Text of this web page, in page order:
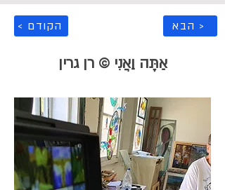
< הקודם הבא >
אַתָּה וַאֲנִי © רן גרין